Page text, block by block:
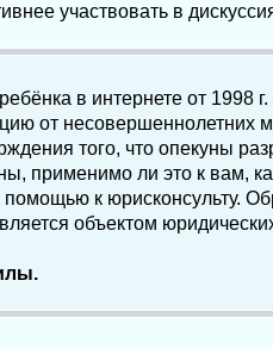
участвовать в
в интернете от 1998
от несовершеннолетних
того, что опекуны
применимо ли это к вам,
к юрисконсульту.
объектом